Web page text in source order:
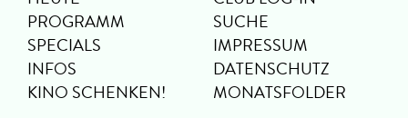
PROGRAMM
SPECIALS
INFOS
KINO SCHENKEN!
SUCHE
IMPRESSUM
DATENSCHUTZ
MONATSFOLDER